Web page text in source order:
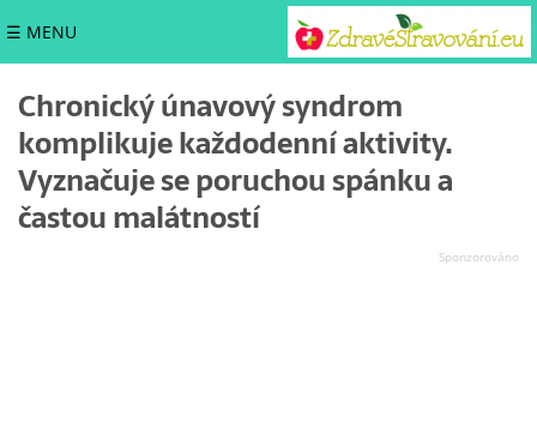
☰ MENU
Chronický únavový syndrom
komplikuje každodenní aktivity.
Vyznačuje se poruchou spánku a
častou malátností